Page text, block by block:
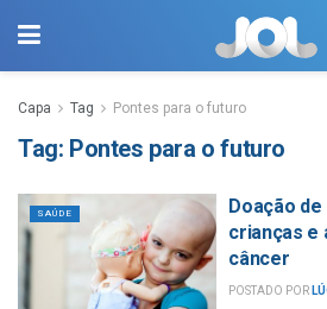
Capa Tag Pontes para o futuro
Tag: Pontes para o futuro
SAÚDE
Doação de
crianças e
câncer
POSTADO POR